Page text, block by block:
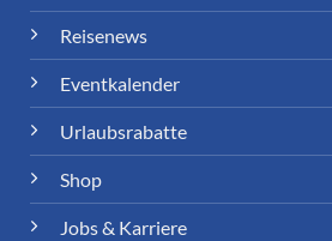
Reisenews
Eventkalender
Urlaubsrabatte
Shop
Jobs & Karriere